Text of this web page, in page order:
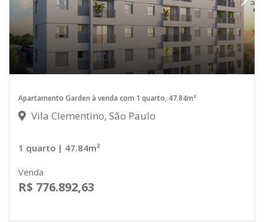
Apartamento Garden à venda com 1 quarto, 47.84m²
Vila Clementino, São Paulo
1 quarto | 47.84m²
Venda
R$ 776.892,63